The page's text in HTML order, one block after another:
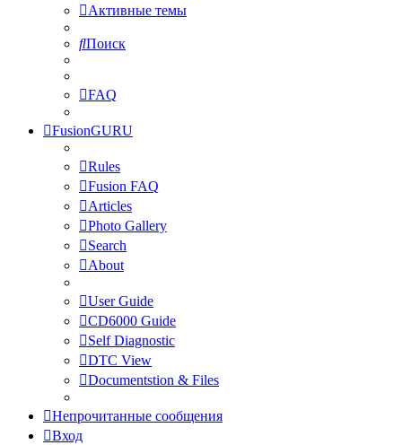
Активные темы
Поиск
FAQ
FusionGURU
Rules
Fusion FAQ
Articles
Photo Gallery
Search
About
User Guide
CD6000 Guide
Self Diagnostic
DTC View
Documentstion & Files
Непрочитанные сообщения
Вход